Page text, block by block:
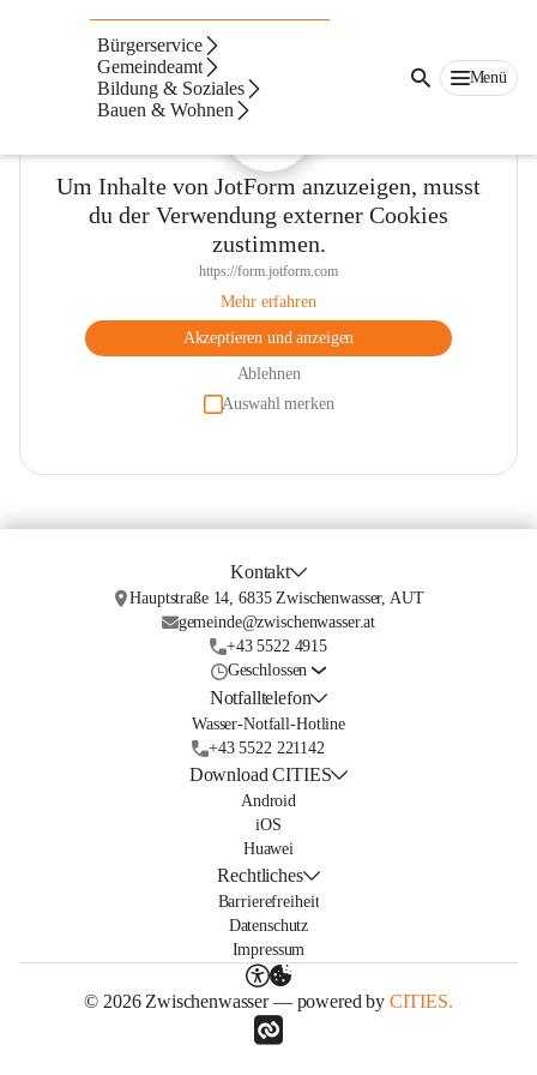
Bürgerservice
Gemeindeamt
Bildung & Soziales
Bauen & Wohnen
Menü
Um Inhalte von JotForm anzuzeigen, musst
du der Verwendung externer Cookies
zustimmen.
https://form.jotform.com
Mehr erfahren
Akzeptieren und anzeigen
Ablehnen
Auswahl merken
Kontakt
Hauptstraße 14, 6835 Zwischenwasser, AUT
gemeinde@zwischenwasser.at
+43 5522 4915
Geschlossen
Notfalltelefon
Wasser-Notfall-Hotline
+43 5522 221142
Download CITIES
Android
iOS
Huawei
Rechtliches
Barrierefreiheit
Datenschutz
Impressum
© 2026 Zwischenwasser — powered by CITIES.